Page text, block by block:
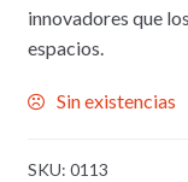
innovadores que
espacios.
Sin existencias
SKU: 0113